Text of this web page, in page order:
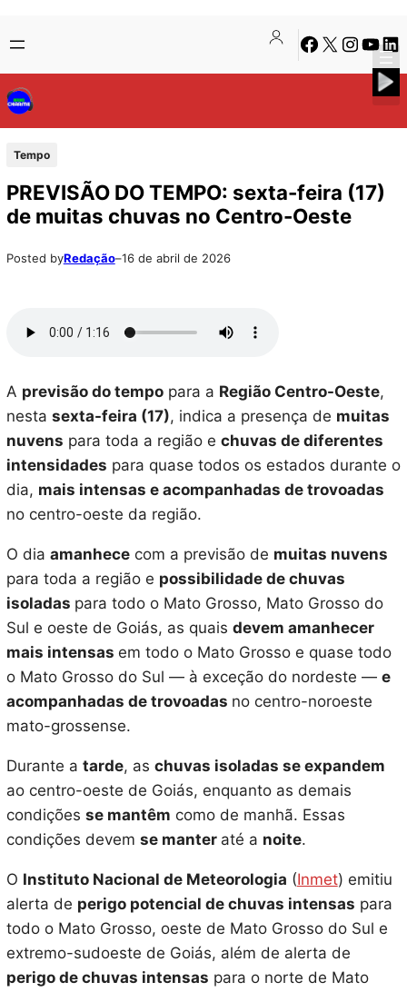
para
o
conteúdo
to
content
Facebook
X Instagram
Tempo
PREVISÃO DO TEMPO: sexta-feira (17)
de muitas chuvas no Centro-Oeste
Posted byRedação–16 de abril de 2026
A previsão do tempopara a Região Centro-Oeste,
nesta sexta-feira (17), indica a presença de muitas
nuvens para toda a região e chuvas de diferentes
intensidades para quase todos os estados durante o
dia, mais intensas e acompanhadas de trovoadas
no centro-oeste da região.
O dia amanhececom a previsão de muitas nuvens
para toda a região e possibilidade de chuvas
isoladas para todo o Mato Grosso, Mato Grosso do
Sul e oeste de Goiás, as quais devem amanhecer
mais intensas em todo o Mato Grosso e quase todo
o Mato Grosso do Sul — à exceção do nordeste — e
acompanhadas de trovoadas no centro-noroeste
mato-grossense.
Durante a tarde, as chuvas isoladas se expandem
ao centro-oeste de Goiás, enquanto as demais
condições se mantêm como de manhã. Essas
condições devem se manter até a noite.
O Instituto Nacional de Meteorologia (Inmet) emitiu
alerta de perigo potencial de chuvas intensas para
todo o Mato Grosso, oeste de Mato Grosso do Sul e
extremo-sudoeste de Goiás, além de alerta de
perigo de chuvas intensas para o norte de Mato